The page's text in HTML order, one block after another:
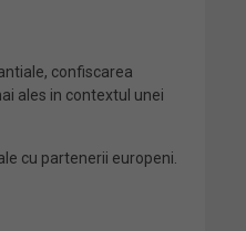
confiscarea
ales in contextul unei
cu partenerii europeni.